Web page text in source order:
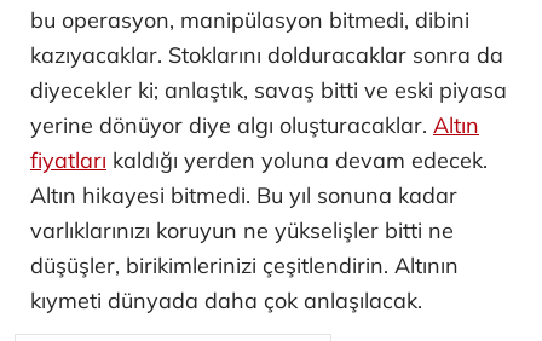
bu operasyon, manipülasyon bitmedi, dibini
kazıyacaklar. Stoklarını dolduracaklar sonra da
diyecekler ki; anlaştık, savaş bitti ve eski piyasa
yerine dönüyor diye algı oluşturacaklar. Altın
fiyatları kaldığı yerden yoluna devam edecek.
Altın hikayesi bitmedi. Bu yıl sonuna kadar
varlıklarınızı koruyun ne yükselişler bitti ne
düşüşler, birikimlerinizi çeşitlendirin. Altının
kıymeti dünyada daha çok anlaşılacak.